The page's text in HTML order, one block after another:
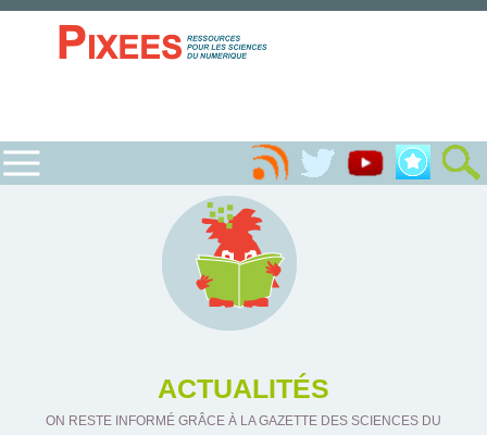
ACTUALITÉS
ON RESTE INFORMÉ GRÂCE À LA GAZETTE DES SCIENCES DU